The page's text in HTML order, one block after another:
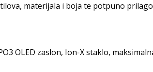
materijala i boja te potpuno
OLED zaslon, Ion-X staklo,